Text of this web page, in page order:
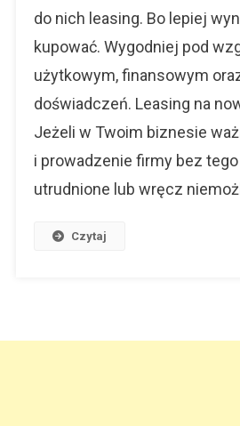
do nich leasing. Bo lepiej
kupować. Wygodniej pod
użytkowym, finansowym
doświadczeń. Leasing na
Jeżeli w Twoim biznesie
i prowadzenie firmy bez
utrudnione lub wręcz
Czytaj